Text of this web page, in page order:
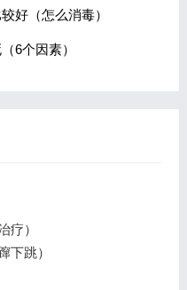
好（怎么消毒）
6个因素）
疗）
下跳）